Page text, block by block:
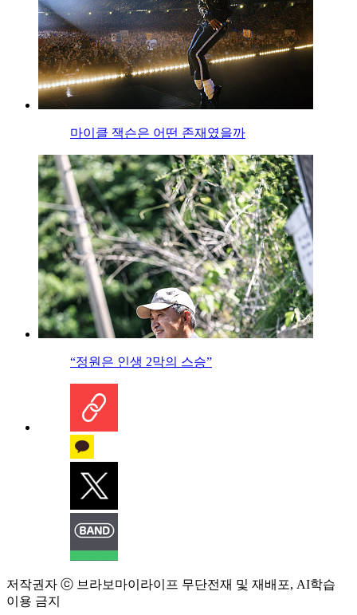
마이클 잭슨은 어떤 존재였을까
“정원은 인생 2막의 스승”
저작권자 ⓒ 브라보마이라이프 무단전재 및 재배포, AI학습
이용 금지